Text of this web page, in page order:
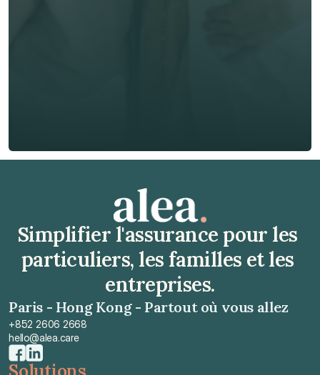
Obtenir un devis gratuit
Simplifier l'assurance pour les
particuliers, les familles et les
entreprises.
Paris - Hong Kong - Partout où vous allez
+852 2606 2668
hello@alea.care